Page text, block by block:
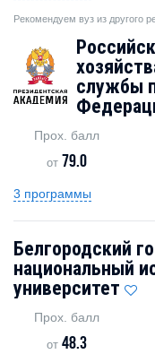
Рекомендуем вуз из другого
службы
Прох. балл
от 79.0
3 программы
Белгородский
национальный
университет
Прох. балл
от48.3